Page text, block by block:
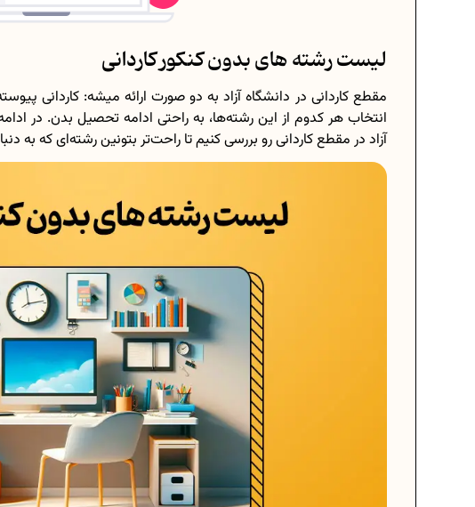
لیست رشته های بدون کنکور کاردانی
مقطع کاردانی در دانشگاه آزاد به دو صورت ارائه میشه: کاردانی
انتخاب هر کدوم از این رشته‌ها، به راحتی ادامه تحصیل بدن. در
آزاد در مقطع کاردانی رو بررسی کنیم تا راحت‌تر بتونین رشته‌ای که به